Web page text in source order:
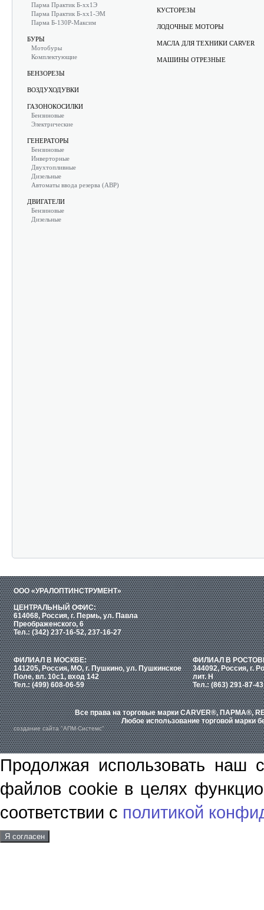
Парма Практик Б-хх1Э
Парма Практик Б-хх1-ЭМ
Парма Б-130Р-Максим
БУРЫ
Мотобуры
Комплектующие
БЕНЗОРЕЗЫ
ВОЗДУХОДУВКИ
ГАЗОНОКОСИЛКИ
Бензиновые
Электрические
ГЕНЕРАТОРЫ
Бензиновые
Инверторные
Двухтопливные
Дизельные
Автоматы ввода резерва (АВР)
ДВИГАТЕЛИ
Бензиновые
Дизельные
КУСТОРЕЗЫ
ЛОДОЧНЫЕ МОТОРЫ
МАСЛА ДЛЯ ТЕХНИКИ CARVER
МАШИНЫ ОТРЕЗНЫЕ
ООО «УРАЛОПТИНСТРУМЕНТ»
ЦЕНТРАЛЬНЫЙ ОФИС:
614068, Россия, г. Пермь, ул. Павла
Преображенского, 6
Тел.: (342) 237-16-52, 237-16-27
ФИЛИАЛ В МОСКВЕ:
141205, Россия, МО, г. Пушкино, ул. Пушкинское
Поле, вл. 10с1, вход 142
Тел.: (499) 608-06-59
ФИЛИАЛ В
344092, Россия, г.
лит. Н
Тел.: (863) 291-87-43
Все права на торговые марки CARVER®, ПАРМА®,
Любое использование торговой марки
создание сайта "АПМ-Системс"
Продолжая использовать наш
файлов cookie в целях
соответствии с политикой
Я согласен